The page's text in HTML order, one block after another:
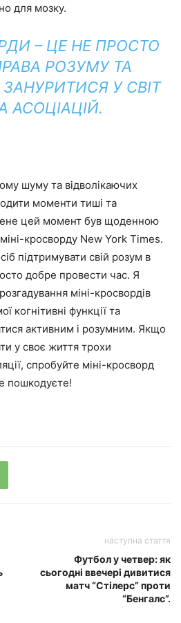
для мозку.
– ЦЕ НЕ ПРОСТО
РОЗУМУ ТА
У СВІТ
АСОЦІАЦІЙ.
шуму та відволікаючих
моменти тиші та
цей момент був щоденною
кросворду New York Times.
підтримувати свій розум в
добре провести час. Я
міні-кросвордів
когнітивні функції та
активним і розумним. Якщо
у своє життя трохи
спробуйте міні-кросворд
пошкодуєте!
наступна стаття
Футбол у четвер: як
сьогодні ввечері дивитися
матч “Стілерс” проти
“Бенгалс”.